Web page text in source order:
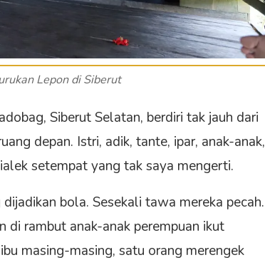
Lepon di Siberut
Siberut Selatan, berdiri tak jauh dari
depan. Istri, adik, tante, ipar, anak-anak,
setempat yang tak saya mengerti.
bola. Sesekali tawa mereka pecah.
di rambut anak-anak perempuan ikut
masing-masing, satu orang merengek